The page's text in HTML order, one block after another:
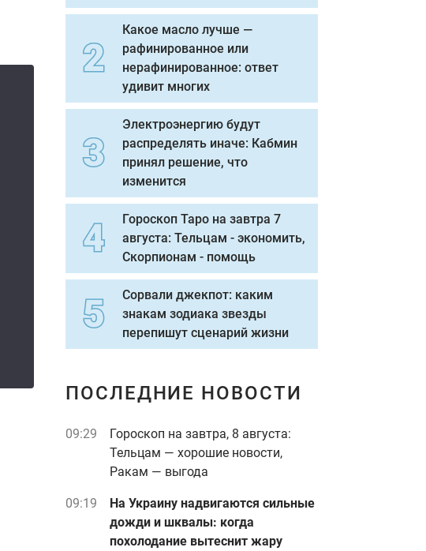
Какое масло лучше —
рафинированное или
нерафинированное: ответ
удивит многих
Электроэнергию будут
распределять иначе: Кабмин
принял решение, что
изменится
Гороскоп Таро на завтра 7
августа: Тельцам - экономить,
Скорпионам - помощь
Сорвали джекпот: каким
знакам зодиака звезды
перепишут сценарий жизни
ПОСЛЕДНИЕ НОВОСТИ
09:29
Гороскоп на завтра, 8 августа:
Тельцам — хорошие новости,
Ракам — выгода
09:19
На Украину надвигаются сильные
дожди и шквалы: когда
похолодание вытеснит жару